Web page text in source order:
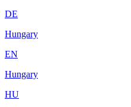
DE
Hungary
EN
Hungary
HU